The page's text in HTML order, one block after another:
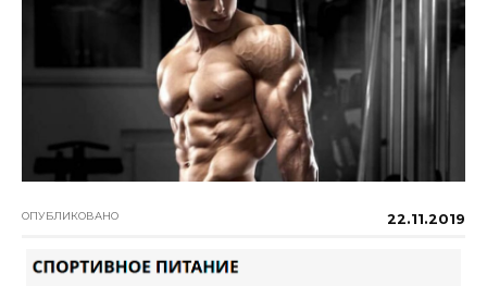
ОПУБЛИКОВАНО 22.11.2019